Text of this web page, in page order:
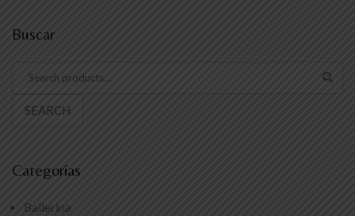
Buscar
SEARCH
Categorías
Ballerina